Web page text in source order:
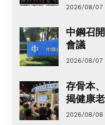
2026/08/07
中鋼召
會議
2026/08/07
存骨本
揭健康
2026/08/08